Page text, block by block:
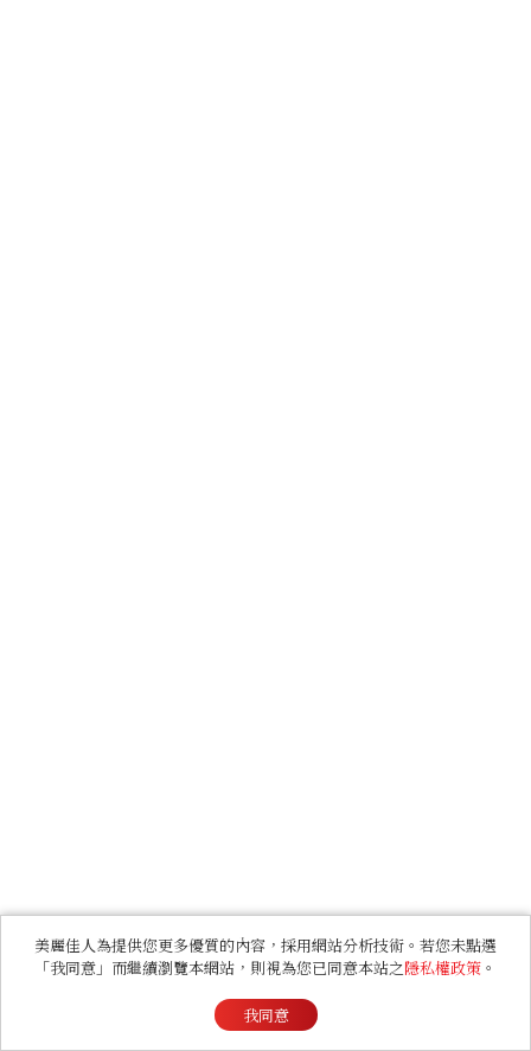
美麗佳人為提供您更多優質的內容，採用網站分析技術。若您未點選
「我同意」而繼續瀏覽本網站，則視為您已同意本站之隱私權政策 。
我同意